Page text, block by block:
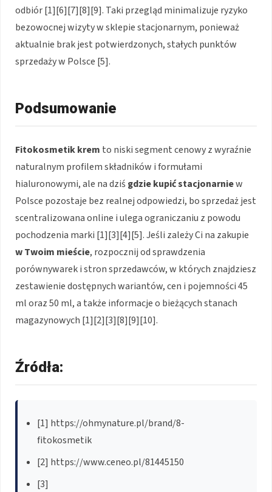
odbiór [1][6][7][8][9]. Taki przegląd minimalizuje ryzyko
bezowocnej wizyty w sklepie stacjonarnym, ponieważ
aktualnie brak jest potwierdzonych, stałych punktów
sprzedaży w Polsce [5].
Podsumowanie
Fitokosmetik krem to niski segment cenowy z wyraźnie
naturalnym profilem składników i formułami
hialuronowymi, ale na dziś gdzie kupić stacjonarniew
Polsce pozostaje bez realnej odpowiedzi, bo sprzedaż jest
scentralizowana online i ulega ograniczaniu z powodu
pochodzenia marki [1][3][4][5]. Jeśli zależy Ci na zakupie
w Twoim mieście, rozpocznij od sprawdzenia
porównywarek i stron sprzedawców, w których znajdziesz
zestawienie dostępnych wariantów, cen i pojemności 45
ml oraz 50 ml, a także informacje o bieżących stanach
magazynowych [1][2][3][8][9][10].
Źródła:
[1] https://ohmynature.pl/brand/8-
fitokosmetik
[2] https://www.ceneo.pl/81445150
[3]